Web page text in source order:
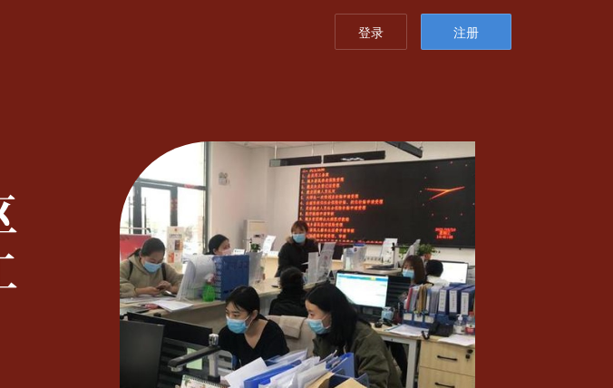
登录 注册